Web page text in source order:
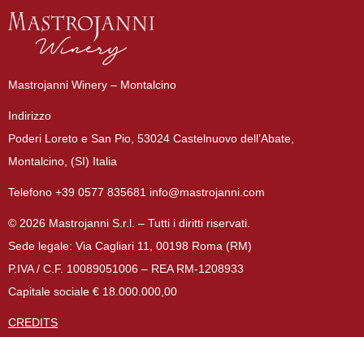
Mastrojanni Winery – Montalcino
Indirizzo
Poderi Loreto e San Pio, 53024 Castelnuovo dell’Abate,
Montalcino, (SI) Italia
Telefono +39 0577 835681 info@mastrojanni.com
© 2026 Mastrojanni S.r.l. – Tutti i diritti riservati.
Sede legale: Via Cagliari 11, 00198 Roma (RM)
P.IVA / C.F. 10089051006 – REA RM-1208933
Capitale sociale € 18.000.000,00
CREDITS